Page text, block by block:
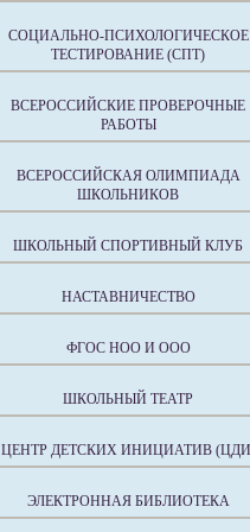
СОЦИАЛЬНО-ПСИХОЛОГИЧЕСКОЕ
ТЕСТИРОВАНИЕ (СПТ)
ВСЕРОССИЙСКИЕ ПРОВЕРОЧНЫЕ
РАБОТЫ
ВСЕРОССИЙСКАЯ ОЛИМПИАДА
ШКОЛЬНИКОВ
ШКОЛЬНЫЙ СПОРТИВНЫЙ КЛУБ
НАСТАВНИЧЕСТВО
ФГОС НОО И ООО
ШКОЛЬНЫЙ ТЕАТР
ЦЕНТР ДЕТСКИХ ИНИЦИАТИВ
ЭЛЕКТРОННАЯ БИБЛИОТЕКА